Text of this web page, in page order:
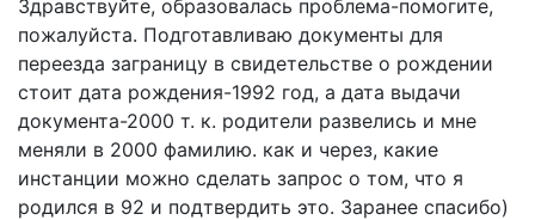
Здравствуйте, образовалась проблема-помогите,
пожалуйста. Подготавливаю документы для
переезда заграницу в свидетельстве о рождении
стоит дата рождения-1992 год, а дата выдачи
документа-2000 т. к. родители развелись и мне
меняли в 2000 фамилию. как и через, какие
инстанции можно сделать запрос о том, что я
родился в 92 и подтвердить это. Заранее спасибо)